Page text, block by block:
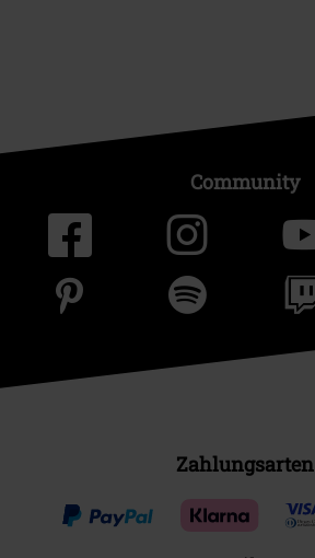
Community
Zahlungsarten